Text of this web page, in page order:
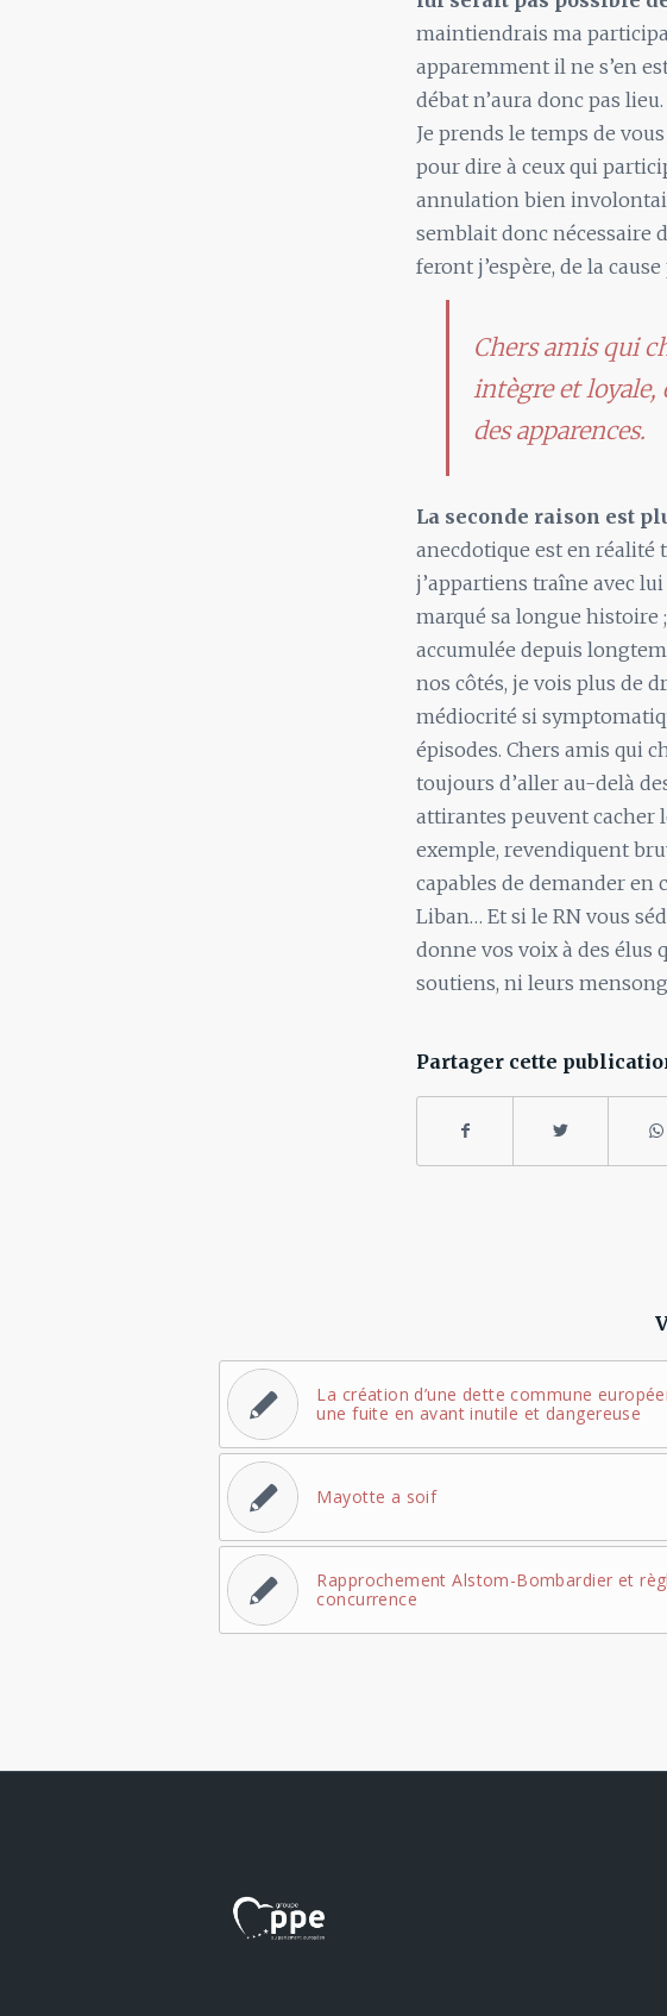
maintiendrais ma
apparemment il ne s’en
débat n’aura donc pas lieu.
Je prends le temps de
pour dire à ceux qui
annulation bien
semblait donc nécessaire
feront j’espère, de la
Chers amis qui
intègre et loyale,
des apparences.
La seconde raison est
anecdotique est en réalité
j’appartiens traîne avec
marqué sa longue histoire
accumulée depuis
nos côtés, je vois plus de
médiocrité si
épisodes. Chers amis qui
toujours d’aller au-delà
attirantes peuvent cacher
exemple, revendiquent
capables de demander en
Liban… Et si le RN vous
donne vos voix à des élus
soutiens, ni leurs
Partager cette
La création d’une dette commune
une fuite en avant inutile et dangereuse
Mayotte a soif
Rapprochement Alstom-Bombardier et
concurrence